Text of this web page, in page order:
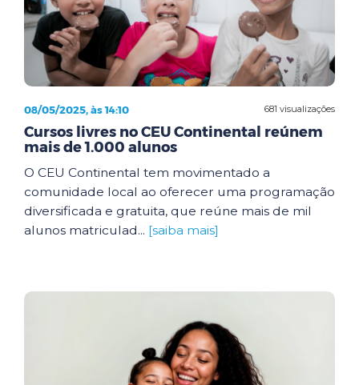
681 visualizações
08/05/2025, às 14:10
Cursos livres no CEU Continental reúnem
mais de 1.000 alunos
O CEU Continental tem movimentado a
comunidade local ao oferecer uma programação
diversificada e gratuita, que reúne mais de mil
alunos matriculad... [saiba mais]